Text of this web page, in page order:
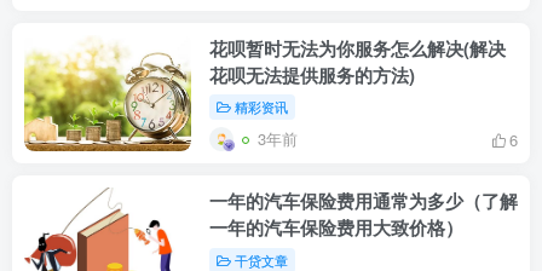
花呗暂时无法为你服务怎么解决(解决
花呗无法提供服务的方法)
精彩资讯
3年前 6
一年的汽车保险费用通常为多少（了解
一年的汽车保险费用大致价格）
干贷文章